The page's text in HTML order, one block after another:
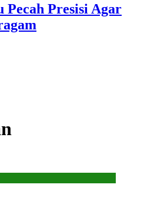
Pecah Presisi Agar